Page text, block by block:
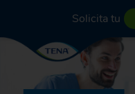
Solicita tu